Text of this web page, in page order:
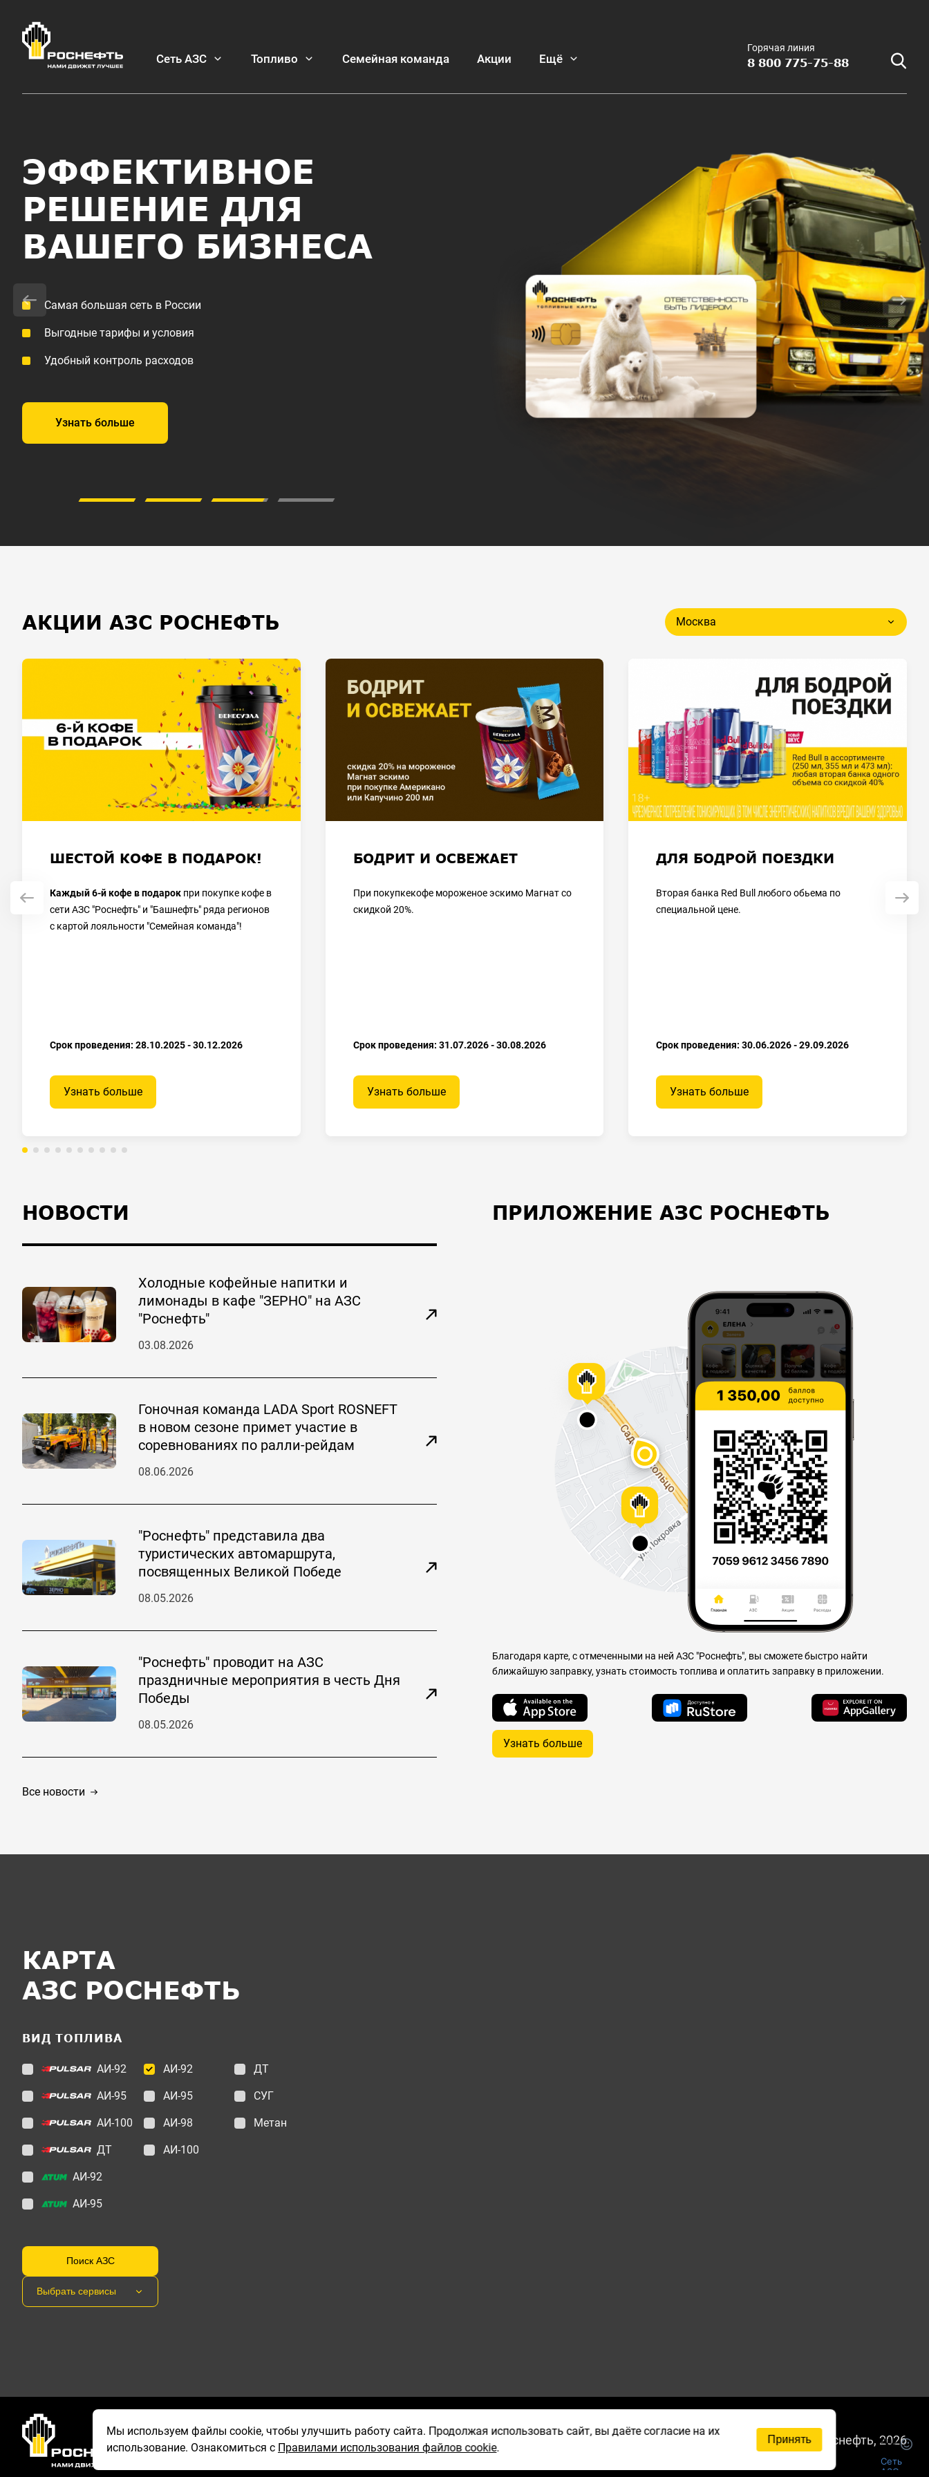
Сеть АЗС Топливо Семейная команда Акции Ещё
Горячая линия
8 800 775-75-88
ПРИЛОЖЕНИЕ АЗС
РОСНЕФТЬ
пластиковая карта, вы можете создать ее виртуальную копию в приложении.
АКЦИИ АЗС РОСНЕФТЬ Москва
ШЕСТОЙ КОФЕ В ПОДАРОК!
Каждый 6-й кофе в подарокпри покупке кофе в
сети АЗС "Роснефть" и "Башнефть" ряда регионов
с картой лояльности "Семейная команда"!
Срок проведения: 28.10.2025 - 30.12.2026
Узнать больше
БОДРИТ И ОСВЕЖАЕТ
При покупкекофе мороженое эскимо Магнат со
скидкой 20%.
Срок проведения: 31.07.2026 - 30.08.2026
Узнать больше
ДЛЯ БОДРОЙ ПОЕЗДКИ
Вторая банка Red Bull любого обьема по
специальной цене.
Срок проведения: 30.06.2026 - 29.09.2026
Узнать больше
НОВОСТИ
Холодные кофейные напитки и
лимонады в кафе "ЗЕРНО" на АЗС
"Роснефть"
03.08.2026
Гоночная команда LADA Sport ROSNEFT
в новом сезоне примет участие в
соревнованиях по ралли-рейдам
08.06.2026
"Роснефть" представила два
туристических автомаршрута,
посвященных Великой Победе
08.05.2026
"Роснефть" проводит на АЗС
праздничные мероприятия в честь Дня
Победы
08.05.2026
Все новости
ПРИЛОЖЕНИЕ АЗС РОСНЕФТЬ
Благодаря карте, с отмеченными на ней АЗС "Роснефть", вы сможете быстро найти
ближайшую заправку, узнать стоимость топлива и оплатить заправку в приложении.
Узнать больше
КАРТА
АЗС РОСНЕФТЬ
ВИД ТОПЛИВА
АИ-92
АИ-95
АИ-100
ДТ
АИ-92
АИ-95
АИ-98
АИ-100
ДТ
СУГ
Метан
АИ-92
АИ-95
Поиск АЗС
Выбрать сервисы
Горячая линия
8 800 775-75-88
персональных данных
Правила использования
МОБИЛЬНОЕ
© Роснефть, 2026
Мы используем файлы cookie, чтобы улучшить работу сайта. Продолжая использовать сайт, вы даёте согласие на их
использование. Ознакомиться с Правилами использования файлов cookie.
Принять